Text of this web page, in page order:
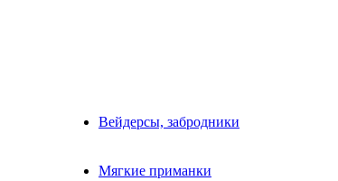
Вейдерсы, забродники
Мягкие приманки